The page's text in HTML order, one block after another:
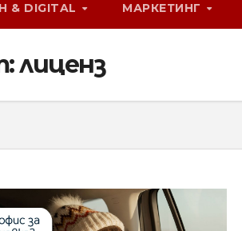
& DIGITAL МАРКЕТИНГ
лиценз